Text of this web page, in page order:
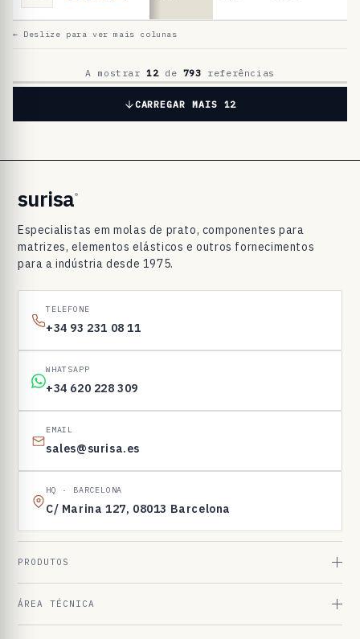
N
0
3
D
N
E
N
8
← Deslize para ver mais colunas
A mostrar12de 793 referências
CARREGAR MAIS 12
surisa®
Especialistas em molas de prato, componentes para
matrizes, elementos elásticos e outros fornecimentos
para a indústria desde 1975.
TELEFONE
+34 93 231 08 11
WHATSAPP
+34 620 228 309
EMAIL
sales@surisa.es
HQ · BARCELONA
C/ Marina 127, 08013 Barcelona
PRODUTOS
ÁREA TÉCNICA